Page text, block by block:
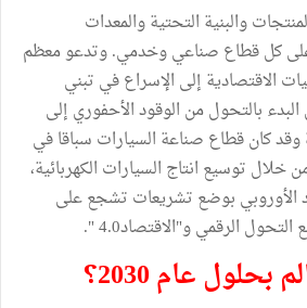
والبنية التحتية والمعدات
كل قطاع صناعي وخدمي. وتدعو معظم
الاقتصادية إلى الإسراع في تبني
بالتحول من الوقود الأحفوري إلى
وقد كان قطاع صناعة السيارات سباقا في
خلال توسيع انتاج السيارات الكهربائية،
الأوروبي بوضع تشريعات تشجع على
الرقمي و"الاقتصاد4.0 ".
عام 2030؟